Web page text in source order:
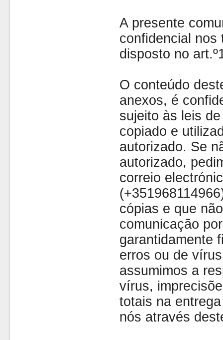
A presente
confidencial nos
disposto no
O conteúdo
anexos, é
sujeito às leis
copiado e
autorizado. Se
autorizado,
correio
cópias e que
comunicação
garantidamente
erros ou de
assumimos a
vírus,
totais na
nós através